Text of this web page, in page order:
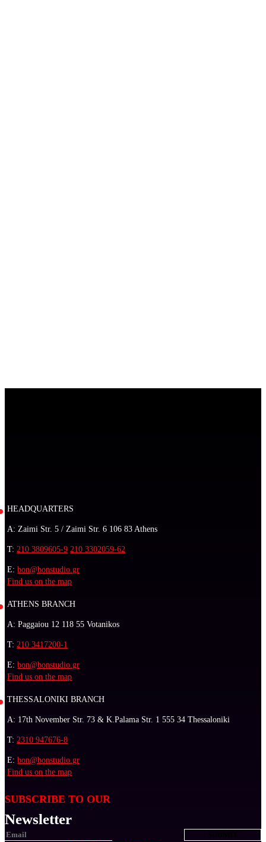
HEADQUARTERS
A: Zaimi Str. 5 / Zaimi Str. 6 106 83 Athens
T: 210 3809605-9 210 3302059-62
E:bon@bonstudio.gr
Find us on the map
ATHENS BRANCH
A: Paggaiou 12 118 55 Votanikos
T: 210 3417200-1
E:bon@bonstudio.gr
Find us on the map
THESSALONIKI BRANCH
A: 17th November Str. 73 & K.Palama Str. 1 555 34 Thessaloniki
T: 2310 947676-8
E:bon@bonstudio.gr
Find us on the map
SUBSCRIBE TO OUR
Newsletter